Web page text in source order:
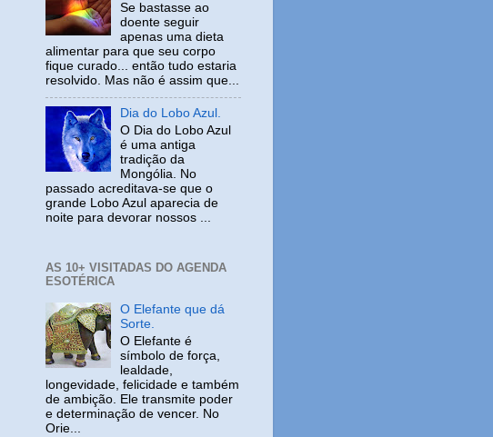
Se bastasse ao
doente seguir
apenas uma dieta
alimentar para que seu corpo
fique curado... então tudo estaria
resolvido. Mas não é assim que...
Dia do Lobo Azul.
O Dia do Lobo Azul
é uma antiga
tradição da
Mongólia. No
passado acreditava-se que o
grande Lobo Azul aparecia de
noite para devorar nossos ...
AS 10+ VISITADAS DO AGENDA
ESOTÉRICA
O Elefante que dá
Sorte.
O Elefante é
símbolo de força,
lealdade,
longevidade, felicidade e também
de ambição. Ele transmite poder
e determinação de vencer. No
Orie...